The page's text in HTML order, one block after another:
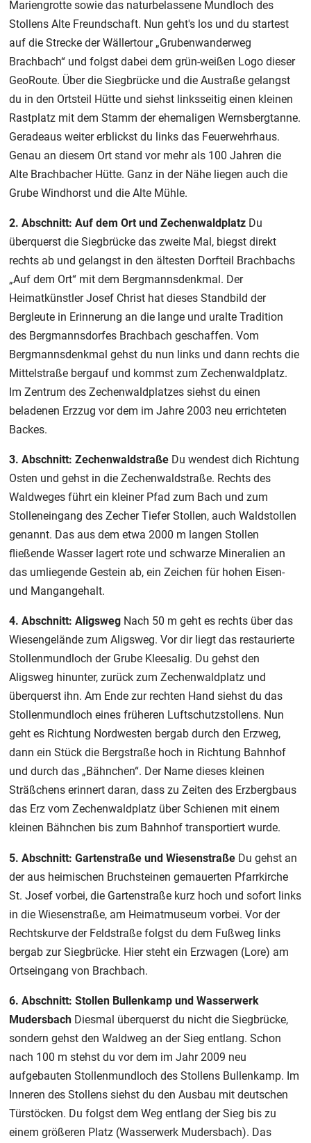
Mariengrotte sowie das naturbelassene Mundloch des
Stollens Alte Freundschaft. Nun geht's los und du startest
auf die Strecke der Wällertour „Grubenwanderweg
Brachbach“ und folgst dabei dem grün-weißen Logo dieser
GeoRoute. Über die Siegbrücke und die Austraße gelangst
du in den Ortsteil Hütte und siehst linksseitig einen kleinen
Rastplatz mit dem Stamm der ehemaligen Wernsbergtanne.
Geradeaus weiter erblickst du links das Feuerwehrhaus.
Genau an diesem Ort stand vor mehr als 100 Jahren die
Alte Brachbacher Hütte. Ganz in der Nähe liegen auch die
Grube Windhorst und die Alte Mühle.
2. Abschnitt: Auf dem Ort und Zechenwaldplatz Du
überquerst die Siegbrücke das zweite Mal, biegst direkt
rechts ab und gelangst in den ältesten Dorfteil Brachbachs
„Auf dem Ort“ mit dem Bergmannsdenkmal. Der
Heimatkünstler Josef Christ hat dieses Standbild der
Bergleute in Erinnerung an die lange und uralte Tradition
des Bergmannsdorfes Brachbach geschaffen. Vom
Bergmannsdenkmal gehst du nun links und dann rechts die
Mittelstraße bergauf und kommst zum Zechenwaldplatz.
Im Zentrum des Zechenwaldplatzes siehst du einen
beladenen Erzzug vor dem im Jahre 2003 neu errichteten
Backes.
3. Abschnitt: Zechenwaldstraße Du wendest dich Richtung
Osten und gehst in die Zechenwaldstraße. Rechts des
Waldweges führt ein kleiner Pfad zum Bach und zum
Stolleneingang des Zecher Tiefer Stollen, auch Waldstollen
genannt. Das aus dem etwa 2000 m langen Stollen
fließende Wasser lagert rote und schwarze Mineralien an
das umliegende Gestein ab, ein Zeichen für hohen Eisen-
und Mangangehalt.
4. Abschnitt: Aligsweg Nach 50 m geht es rechts über das
Wiesengelände zum Aligsweg. Vor dir liegt das restaurierte
Stollenmundloch der Grube Kleesalig. Du gehst den
Aligsweg hinunter, zurück zum Zechenwaldplatz und
überquerst ihn. Am Ende zur rechten Hand siehst du das
Stollenmundloch eines früheren Luftschutzstollens. Nun
geht es Richtung Nordwesten bergab durch den Erzweg,
dann ein Stück die Bergstraße hoch in Richtung Bahnhof
und durch das „Bähnchen“. Der Name dieses kleinen
Sträßchens erinnert daran, dass zu Zeiten des Erzbergbaus
das Erz vom Zechenwaldplatz über Schienen mit einem
kleinen Bähnchen bis zum Bahnhof transportiert wurde.
5. Abschnitt: Gartenstraße und Wiesenstraße Du gehst an
der aus heimischen Bruchsteinen gemauerten Pfarrkirche
St. Josef vorbei, die Gartenstraße kurz hoch und sofort links
in die Wiesenstraße, am Heimatmuseum vorbei. Vor der
Rechtskurve der Feldstraße folgst du dem Fußweg links
bergab zur Siegbrücke. Hier steht ein Erzwagen (Lore) am
Ortseingang von Brachbach.
6. Abschnitt: Stollen Bullenkamp und Wasserwerk
Mudersbach Diesmal überquerst du nicht die Siegbrücke,
sondern gehst den Waldweg an der Sieg entlang. Schon
nach 100 m stehst du vor dem im Jahr 2009 neu
aufgebauten Stollenmundloch des Stollens Bullenkamp. Im
Inneren des Stollens siehst du den Ausbau mit deutschen
Türstöcken. Du folgst dem Weg entlang der Sieg bis zu
einem größeren Platz (Wasserwerk Mudersbach). Das